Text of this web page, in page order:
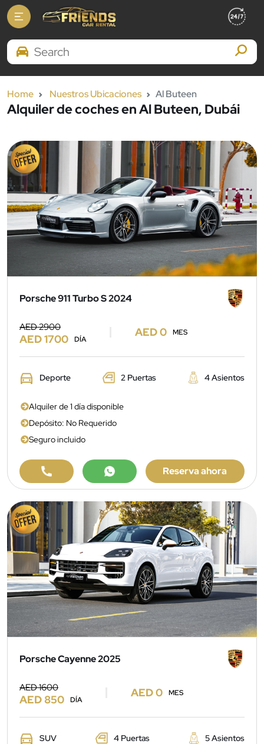
Search Brands
Home Nuestros Ubicaciones Al Buteen
Alquiler de coches en Al Buteen, Dubái
Porsche 911 Turbo S 2024
AED 2900
AED 1700 DÍA
AED 0 MES
Deporte 2 Puertas 4 Asientos
Alquiler de 1 día disponible
Depósito: No Requerido
Seguro incluido
Reserva ahora
Porsche Cayenne 2025
AED 1600
AED 850 DÍA
AED 0 MES
SUV 4 Puertas 5 Asientos